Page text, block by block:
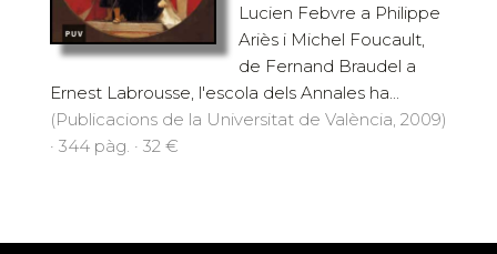
Lucien Febvre a Philippe
Ariès i Michel Foucault,
de Fernand Braudel a
Ernest Labrousse, l'escola dels Annales ha...
(Publicacions de la Universitat de València, 2009)
· 344 pàg. · 32 €